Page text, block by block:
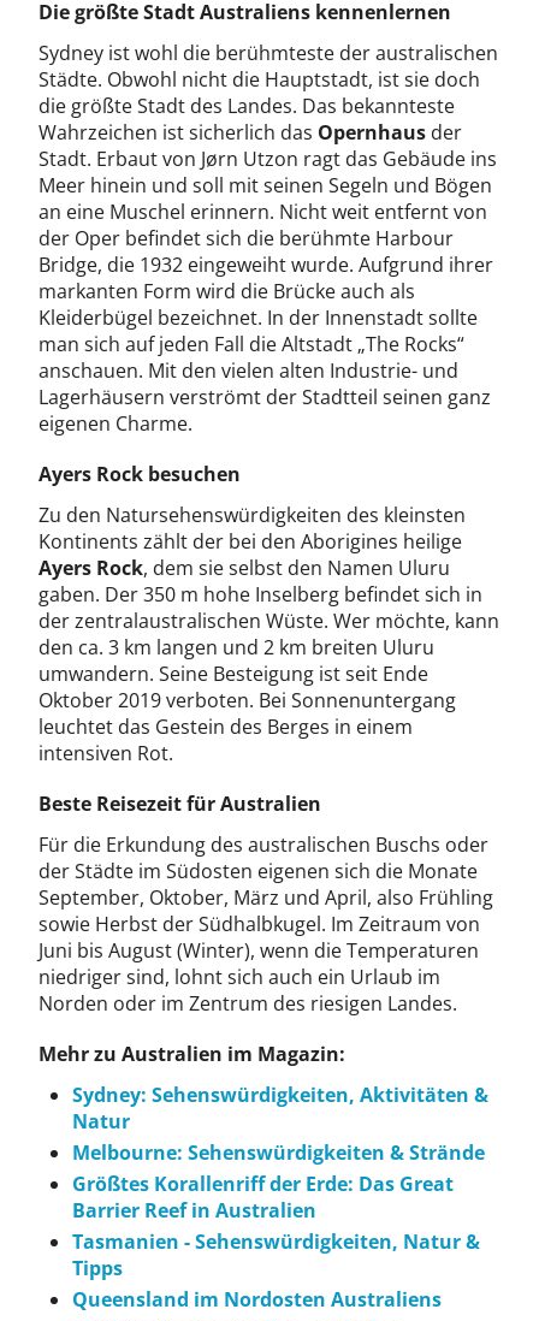
Die größte Stadt Australiens kennenlernen
Sydney ist wohl die berühmteste der australischen
Städte. Obwohl nicht die Hauptstadt, ist sie doch
die größte Stadt des Landes. Das bekannteste
Wahrzeichen ist sicherlich das Opernhaus der
Stadt. Erbaut von Jørn Utzon ragt das Gebäude ins
Meer hinein und soll mit seinen Segeln und Bögen
an eine Muschel erinnern. Nicht weit entfernt von
der Oper befindet sich die berühmte Harbour
Bridge, die 1932 eingeweiht wurde. Aufgrund ihrer
markanten Form wird die Brücke auch als
Kleiderbügel bezeichnet. In der Innenstadt sollte
man sich auf jeden Fall die Altstadt „The Rocks“
anschauen. Mit den vielen alten Industrie- und
Lagerhäusern verströmt der Stadtteil seinen ganz
eigenen Charme.
Ayers Rock besuchen
Zu den Natursehenswürdigkeiten des kleinsten
Kontinents zählt der bei den Aborigines heilige
Ayers Rock, dem sie selbst den Namen Uluru
gaben. Der 350 m hohe Inselberg befindet sich in
der zentralaustralischen Wüste. Wer möchte, kann
den ca. 3 km langen und 2 km breiten Uluru
umwandern. Seine Besteigung ist seit Ende
Oktober 2019 verboten. Bei Sonnenuntergang
leuchtet das Gestein des Berges in einem
intensiven Rot.
Beste Reisezeit für Australien
Für die Erkundung des australischen Buschs oder
der Städte im Südosten eigenen sich die Monate
September, Oktober, März und April, also Frühling
sowie Herbst der Südhalbkugel. Im Zeitraum von
Juni bis August (Winter), wenn die Temperaturen
niedriger sind, lohnt sich auch ein Urlaub im
Norden oder im Zentrum des riesigen Landes.
Mehr zu Australien im Magazin:
Sydney: Sehenswürdigkeiten, Aktivitäten &
Natur
Melbourne: Sehenswürdigkeiten & Strände
Größtes Korallenriff der Erde: Das Great
Barrier Reef in Australien
Tasmanien - Sehenswürdigkeiten, Natur &
Tipps
Queensland im Nordosten Australiens